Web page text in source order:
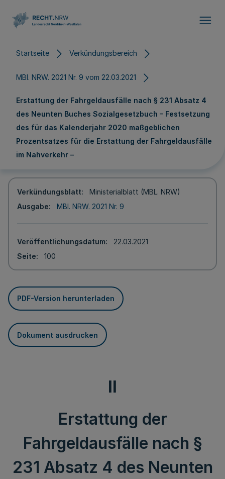
Startseite Verkündungsbereich
MBl. NRW. 2021 Nr. 9 vom 22.03.2021
Erstattung der Fahrgeldausfälle nach § 231 Absatz 4
des Neunten Buches Sozialgesetzbuch – Festsetzung
des für das Kalenderjahr 2020 maßgeblichen
Prozentsatzes für die Erstattung der Fahrgeldausfälle
im Nahverkehr –
Verkündungsblatt
Ministerialblatt (MBL. NRW)
Ausgabe
MBl. NRW. 2021 Nr. 9
Veröffentlichungsdatum
22.03.2021
Seite
100
PDF-Version herunterladen
Dokument ausdrucken
II
Erstattung der
Fahrgeldausfälle nach §
231 Absatz 4 des Neunten